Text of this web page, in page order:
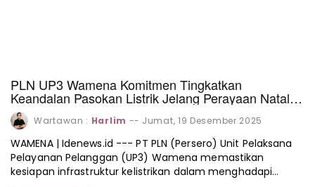
PLN UP3 Wamena Komitmen Tingkatkan
Keandalan Pasokan Listrik Jelang Perayaan Natal
dan Tahun Baru
Wartawan : Harlim -- Jumat, 19 Desember 2025
WAMENA | Idenews.id --- PT PLN (Persero) Unit Pelaksana
Pelayanan Pelanggan (UP3) Wamena memastikan
kesiapan infrastruktur kelistrikan dalam menghadapi…